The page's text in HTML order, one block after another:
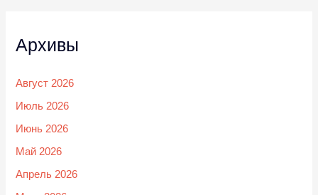
Архивы
Август 2026
Июль 2026
Июнь 2026
Май 2026
Апрель 2026